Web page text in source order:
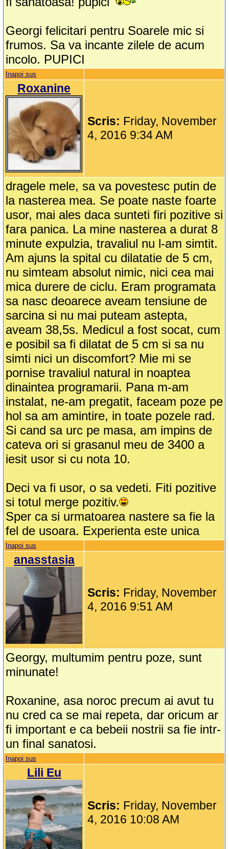
Georgi felicitari pentru Soarele mic si
frumos. Sa va incante zilele de acum
incolo. PUPICI
Inapoi sus
Roxanine
Scris: Friday, November
4, 2016 9:34 AM
dragele mele, sa va povestesc putin de
la nasterea mea. Se poate naste foarte
usor, mai ales daca sunteti firi pozitive si
fara panica. La mine nasterea a durat 8
minute expulzia, travaliul nu l-am simtit.
Am ajuns la spital cu dilatatie de 5 cm,
nu simteam absolut nimic, nici cea mai
mica durere de ciclu. Eram programata
sa nasc deoarece aveam tensiune de
sarcina si nu mai puteam astepta,
aveam 38,5s. Medicul a fost socat, cum
e posibil sa fi dilatat de 5 cm si sa nu
simti nici un discomfort? Mie mi se
pornise travaliul natural in noaptea
dinaintea programarii. Pana m-am
instalat, ne-am pregatit, faceam poze pe
hol sa am amintire, in toate pozele rad.
Si cand sa urc pe masa, am impins de
cateva ori si grasanul meu de 3400 a
iesit usor si cu nota 10.
Deci va fi usor, o sa vedeti. Fiti pozitive
si totul merge pozitiv.
Sper ca si urmatoarea nastere sa fie la
fel de usoara. Experienta este unica
Inapoi sus
anasstasia
Scris: Friday, November
4, 2016 9:51 AM
Georgy, multumim pentru poze, sunt
minunate!
Roxanine, asa noroc precum ai avut tu
nu cred ca se mai repeta, dar oricum ar
fi important e ca bebeii nostrii sa fie intr-
un final sanatosi.
Inapoi sus
Lili Eu
Scris: Friday, November
4, 2016 10:08 AM